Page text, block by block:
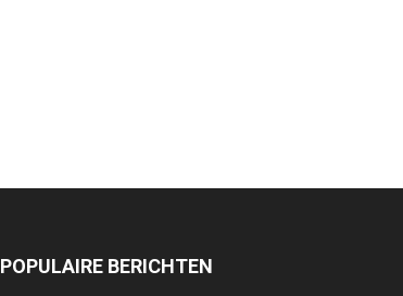
POPULAIRE BERICHTEN